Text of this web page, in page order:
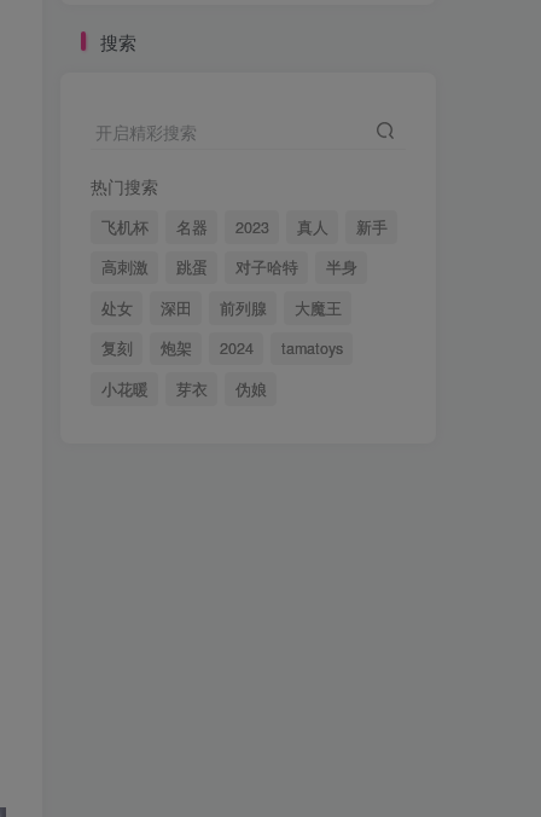
搜索
开启精彩搜索
热门搜索
飞机杯 名器 2023 真人
新手
高刺激
跳蛋 对子哈特
半身
处女
深田 前列腺
大魔王
复刻
炮架 2024
tamatoys
小花暖
芽衣 伪娘